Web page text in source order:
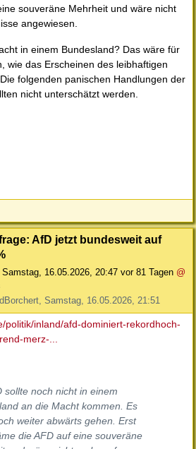
souveräne Mehrheit und wäre nicht
angewiesen.
in einem Bundesland? Das wäre für
wie das Erscheinen des leibhaftigen
folgenden panischen Handlungen der
nicht unterschätzt werden.
AfD jetzt bundesweit auf
Samstag, 16.05.2026, 20:47 vor 81 Tagen @
Samstag, 16.05.2026, 21:51
politik/inland/afd-dominiert-rekordhoch-
merz-...
sollte noch nicht in einem
an die Macht kommen. Es
weiter abwärts gehen. Erst
die AFD auf eine souveräne